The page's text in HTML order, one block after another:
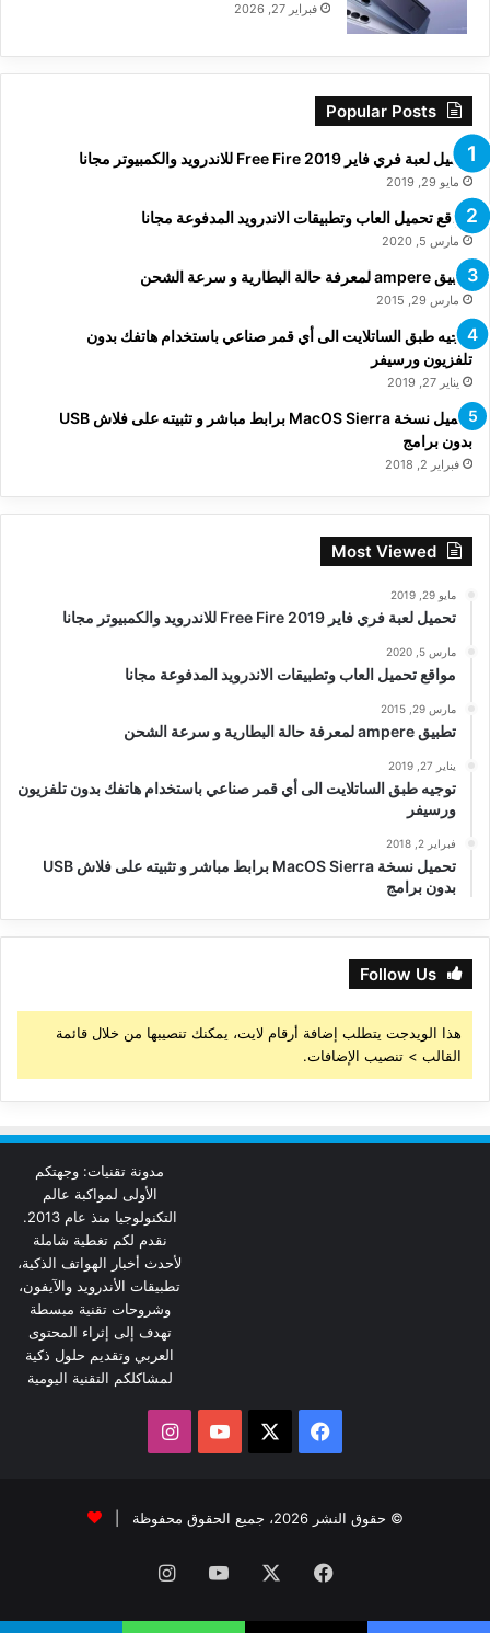
فبراير 27, 2026
Popular Posts
تحميل لعبة فري فاير Free Fire 2019 للاندرويد والكمبيوتر مجانا
مايو 29, 2019
مواقع تحميل العاب وتطبيقات الاندرويد المدفوعة مجانا
مارس 5, 2020
تطبيق ampere لمعرفة حالة البطارية و سرعة الشحن
مارس 29, 2015
توجيه طبق الساتلايت الى أي قمر صناعي باستخدام هاتفك بدون
تلفزيون ورسيفر
يناير 27, 2019
تحميل نسخة MacOS Sierra برابط مباشر و تثبيته على فلاش USB
بدون برامج
فبراير 2, 2018
Most Viewed
مايو 29, 2019
تحميل لعبة فري فاير Free Fire 2019 للاندرويد والكمبيوتر مجانا
مارس 5, 2020
مواقع تحميل العاب وتطبيقات الاندرويد المدفوعة مجانا
مارس 29, 2015
تطبيق ampere لمعرفة حالة البطارية و سرعة الشحن
يناير 27, 2019
توجيه طبق الساتلايت الى أي قمر صناعي باستخدام هاتفك بدون تلفزيون
ورسيفر
فبراير 2, 2018
تحميل نسخة MacOS Sierra برابط مباشر و تثبيته على فلاش USB
بدون برامج
Follow Us
هذا الويدجت يتطلب إضافة أرقام لايت، يمكنك تنصيبها من خلال قائمة
القالب > تنصيب الإضافات.
مدونة تقنيات: وجهتكم
الأولى لمواكبة عالم
التكنولوجيا منذ عام 2013.
نقدم لكم تغطية شاملة
لأحدث أخبار الهواتف الذكية،
تطبيقات الأندرويد والآيفون،
وشروحات تقنية مبسطة
تهدف إلى إثراء المحتوى
العربي وتقديم حلول ذكية
لمشاكلكم التقنية اليومية
فيسبوك ‫YouTubeانستقرام
© حقوق النشر 2026، جميع الحقوق محفوظة |
فيسبوك ‫YouTubeانستقرام